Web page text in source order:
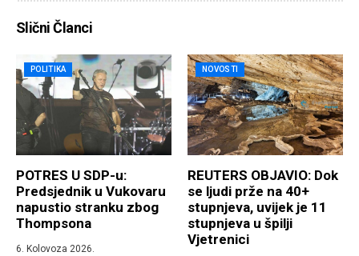
Slični Članci
POLITIKA
POTRES U SDP-u:
Predsjednik u Vukovaru
napustio stranku zbog
Thompsona
6. Kolovoza 2026.
NOVOSTI
REUTERS OBJAVIO: Dok
se ljudi prže na 40+
stupnjeva, uvijek je 11
stupnjeva u špilji
Vjetrenici